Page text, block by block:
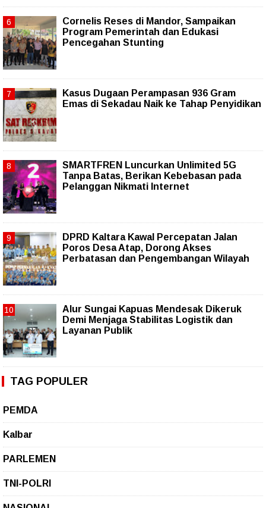
Cornelis Reses di Mandor, Sampaikan
Program Pemerintah dan Edukasi
Pencegahan Stunting
Kasus Dugaan Perampasan 936 Gram
Emas di Sekadau Naik ke Tahap Penyidikan
SMARTFREN Luncurkan Unlimited 5G
Tanpa Batas, Berikan Kebebasan pada
Pelanggan Nikmati Internet
DPRD Kaltara Kawal Percepatan Jalan
Poros Desa Atap, Dorong Akses
Perbatasan dan Pengembangan Wilayah
Alur Sungai Kapuas Mendesak Dikeruk
Demi Menjaga Stabilitas Logistik dan
Layanan Publik
TAG POPULER
PEMDA
Kalbar
PARLEMEN
TNI-POLRI